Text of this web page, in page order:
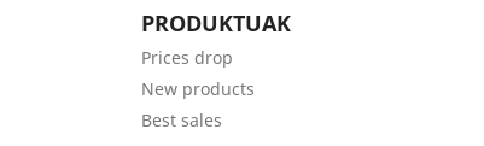
PRODUKTUAK
Prices drop
New products
Best sales